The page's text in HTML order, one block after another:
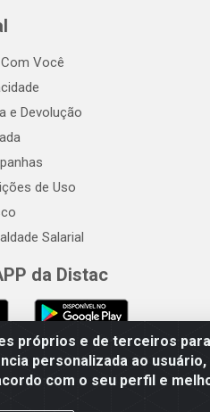
próprios e de terceiros para
personalizada ao
com o seu perfil e
Você
e Devolução
de Uso
Salarial
da Distac
Distac Distribuidora - Av. Durval